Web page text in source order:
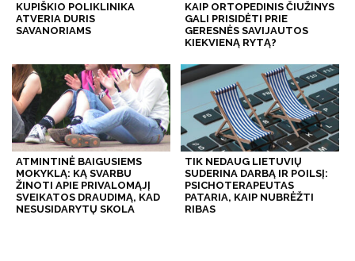
KUPIŠKIO POLIKLINIKA
ATVERIA DURIS
SAVANORIAMS
KAIP ORTOPEDINIS ČIUŽINYS
GALI PRISIDĖTI PRIE
GERESNĖS SAVIJAUTOS
KIEKVIENĄ RYTĄ?
ATMINTINĖ BAIGUSIEMS
MOKYKLĄ: KĄ SVARBU
ŽINOTI APIE PRIVALOMĄJĮ
SVEIKATOS DRAUDIMĄ, KAD
NESUSIDARYTŲ SKOLA
TIK NEDAUG LIETUVIŲ
SUDERINA DARBĄ IR POILSĮ:
PSICHOTERAPEUTAS
PATARIA, KAIP NUBRĖŽTI
RIBAS